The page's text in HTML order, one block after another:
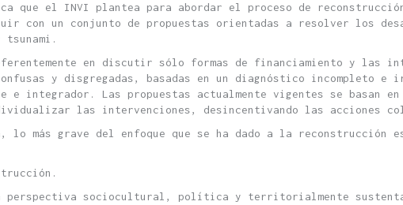
que el INVI plantea para abordar el proceso de reconstrucción,
con un conjunto de propuestas orientadas a resolver los
en discutir sólo formas de financiamiento y las
y disgregadas, basadas en un diagnóstico incompleto e
integrador. Las propuestas actualmente vigentes se basan
las intervenciones, desincentivando las acciones
más grave del enfoque que se ha dado a la reconstrucción
perspectiva sociocultural, política y territorialmente